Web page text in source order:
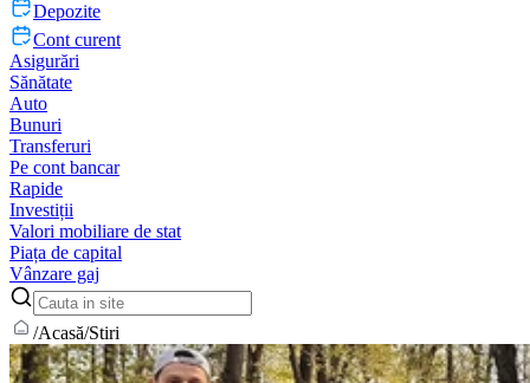
Depozite
Cont curent
Asigurări
Sănătate
Auto
Bunuri
Transferuri
Pe cont bancar
Rapide
Investiții
Valori mobiliare de stat
Piața de capital
Vânzare gaj
/Acasă/Stiri